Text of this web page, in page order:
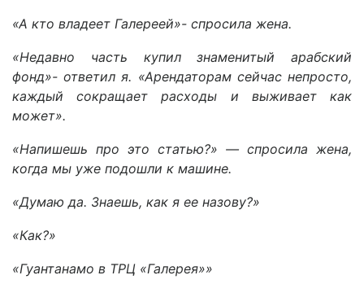
«А кто владеет Галереей»- спросила жена.
«Недавно часть купил знаменитый арабский
фонд»- ответил я. «Арендаторам сейчас непросто,
каждый сокращает расходы и выживает как
может».
«Напишешь про это статью?» — спросила жена,
когда мы уже подошли к машине.
«Думаю да. Знаешь, как я ее назову?»
«Как?»
«Гуантанамо в ТРЦ «Галерея»»